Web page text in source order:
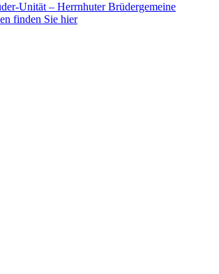
Unität – Herrnhuter Brüdergemeine
finden Sie hier